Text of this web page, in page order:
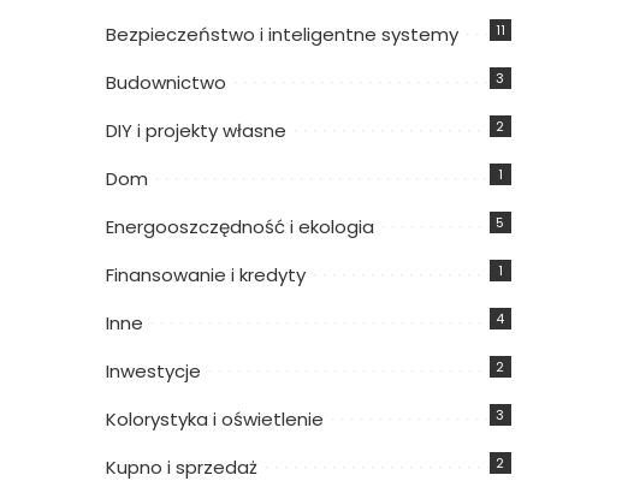
Bezpieczeństwo i inteligentne systemy 11
Budownictwo 3
DIY i projekty własne 2
Dom 1
Energooszczędność i ekologia 5
Finansowanie i kredyty 1
Inne 4
Inwestycje 2
Kolorystyka i oświetlenie 3
Kupno i sprzedaż 2